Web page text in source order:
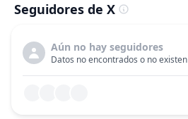
Seguidores de X
Aún no hay seguidores
Datos no encontrados o no existen